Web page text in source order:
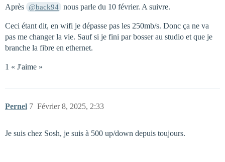
Après @back94 nous parle du 10 février. A suivre.
Ceci étant dit, en wifi je dépasse pas les 250mb/s. Donc ça ne va
pas me changer la vie. Sauf si je fini par bosser au studio et que je
branche la fibre en ethernet.
1 « J'aime »
Pernel Février 8, 2025, 2:33
7
Je suis chez Sosh, je suis à 500 up/down depuis toujours.